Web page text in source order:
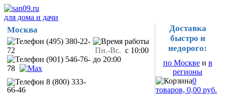
для дома и дачи
Москва
(495) 380-22-
72
(901) 546-76-
78
8 (800) 333-
66-46
Пн.-Вс. с 10:00
до 20:00
Доставка
быстро и
недорого:
по Москвеи в
регионы
0
товаров, 0,00 руб.